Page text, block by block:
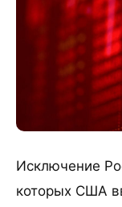
Исключение
которых США